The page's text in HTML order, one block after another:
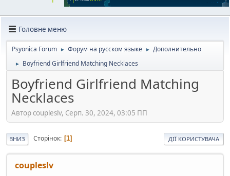
Головне меню
Psyonica Forum ► Форум на русском языке ► Дополнительно
► Boyfriend Girlfriend Matching Necklaces
Boyfriend Girlfriend Matching
Necklaces
Автор coupleslv, Серп. 30, 2024, 03:05 ПП
ВНИЗ Сторінок 1 ДІЇ КОРИСТУВАЧА
coupleslv